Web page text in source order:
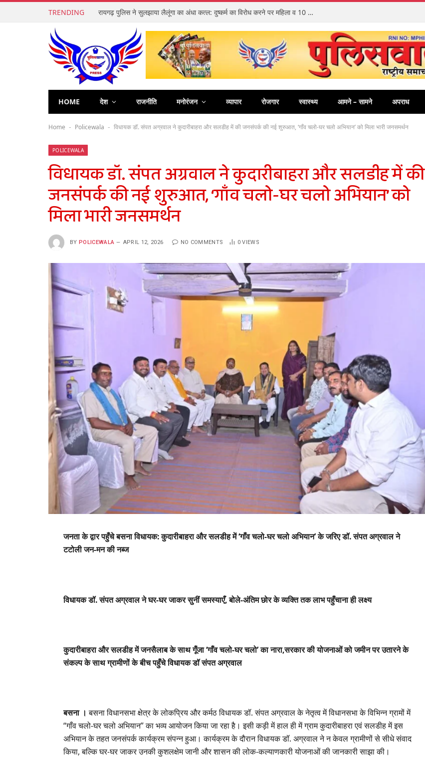
TRENDING रायगढ़ पुलिस ने सुलझाया लैलूंगा का अंधा कत्ल: दुष्कर्म का विरोध करने पर महिला व 10 माह की मासूम बच्ची की हत्या करने वाला 65 वर्षीय आरोपी गिरफ्तार
HOME देश राजनीति मनोरंजन व्यापार रोजगार स्वास्थ्य आमने – सामने अपराध
Home - Policewala - विधायक डॉ. संपत अग्रवाल ने कुदारीबाहरा और सलडीह में की जनसंपर्क की नई शुरुआत, ‘गाँव चलो-घर चलो अभियान’ को मिला भारी जनसमर्थन
POLICEWALA
विधायक डॉ. संपत अग्रवाल ने कुदारीबाहरा और सलडीह में की
जनसंपर्क की नई शुरुआत, ‘गाँव चलो-घर चलो अभियान’ को
मिला भारी जनसमर्थन
BY POLICEWALA APRIL 12, 2026 NO COMMENTS 0VIEWS
जनता के द्वार पहुँचे बसना विधायक: कुदारीबाहरा और सलडीह में ‘गाँव चलो-घर चलो अभियान’ के जरिए डॉ. संपत अग्रवाल ने
टटोली जन-मन की नब्ज
विधायक डॉ. संपत अग्रवाल ने घर-घर जाकर सुनीं समस्याएँ, बोले-अंतिम छोर के व्यक्ति तक लाभ पहुँचाना ही लक्ष्य
कुदारीबाहरा और सलडीह में जनसैलाब के साथ गूँजा ‘गाँव चलो-घर चलो’ का नारा,सरकार की योजनाओं को जमीन पर उतारने के
संकल्प के साथ ग्रामीणों के बीच पहुँचे विधायक डॉ संपत अग्रवाल
बसना । बसना विधानसभा क्षेत्र के लोकप्रिय और कर्मठ विधायक डॉ. संपत अग्रवाल के नेतृत्व में विधानसभा के विभिन्न ग्रामों में
“गाँव चलो-घर चलो अभियान” का भव्य आयोजन किया जा रहा है। इसी कड़ी में हाल ही में ग्राम कुदारीबाहरा एवं सलडीह में इस
अभियान के तहत जनसंपर्क कार्यक्रम संपन्न हुआ। कार्यक्रम के दौरान विधायक डॉ. अग्रवाल ने न केवल ग्रामीणों से सीधे संवाद
किया, बल्कि घर-घर जाकर उनकी कुशलक्षेम जानी और शासन की लोक-कल्याणकारी योजनाओं की जानकारी साझा की।